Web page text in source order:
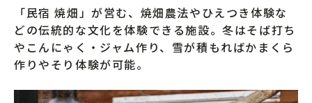
「民宿 焼畑」が営む、焼畑農法やひえつき体験な
どの伝統的な文化を体験できる施設。冬はそば打ち
やこんにゃく・ジャム作り、雪が積もればかまくら
作りやそり体験が可能。